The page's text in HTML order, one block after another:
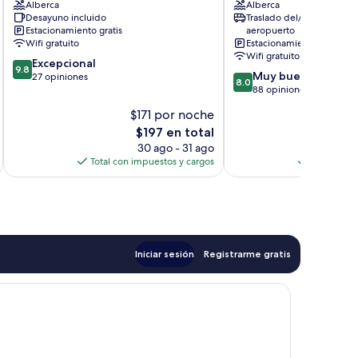
Alberca
Desayuno incluido
Estacionamiento gratis
Wifi gratuito
9.8
de
9.8 Excepcional
27 opiniones
$171 por noche
El
precio
actual
es
$197 en total
30 ago - 31 ago
Total con impuestos y cargos
Preveza
Alberca
Traslado del/al
aeropuerto
Estacionamiento gratis
Wifi gratuito
8.0
de
8.0 Muy bueno
88 opiniones
Iniciar sesión Registrarme gratis